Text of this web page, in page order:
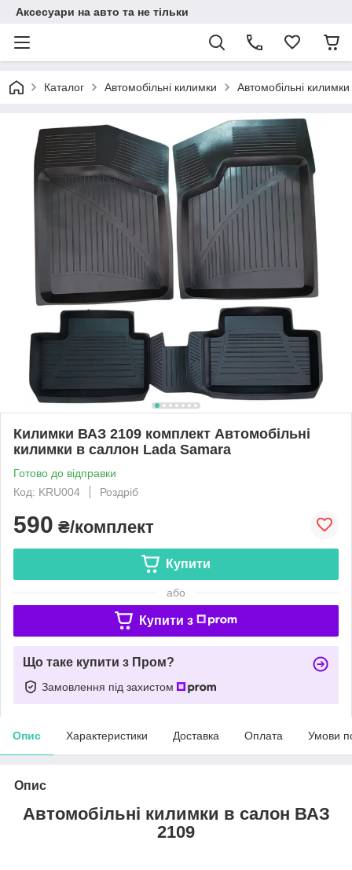
Аксесуари на авто та не тільки
Каталог Автомобільні килимки Автомобільні
Килимки ВАЗ 2109 комплект Автомобільні
килимки в саллон Lada Samara
Готово до відправки
Код: KRU004
Роздріб
590 ₴/комплект
Купити
або
Купити з
Що таке купити з Пром?
Замовлення під захистом
Опис Характеристики Доставка Оплата Умови
Опис
Автомобільні килимки в салон ВАЗ
2109